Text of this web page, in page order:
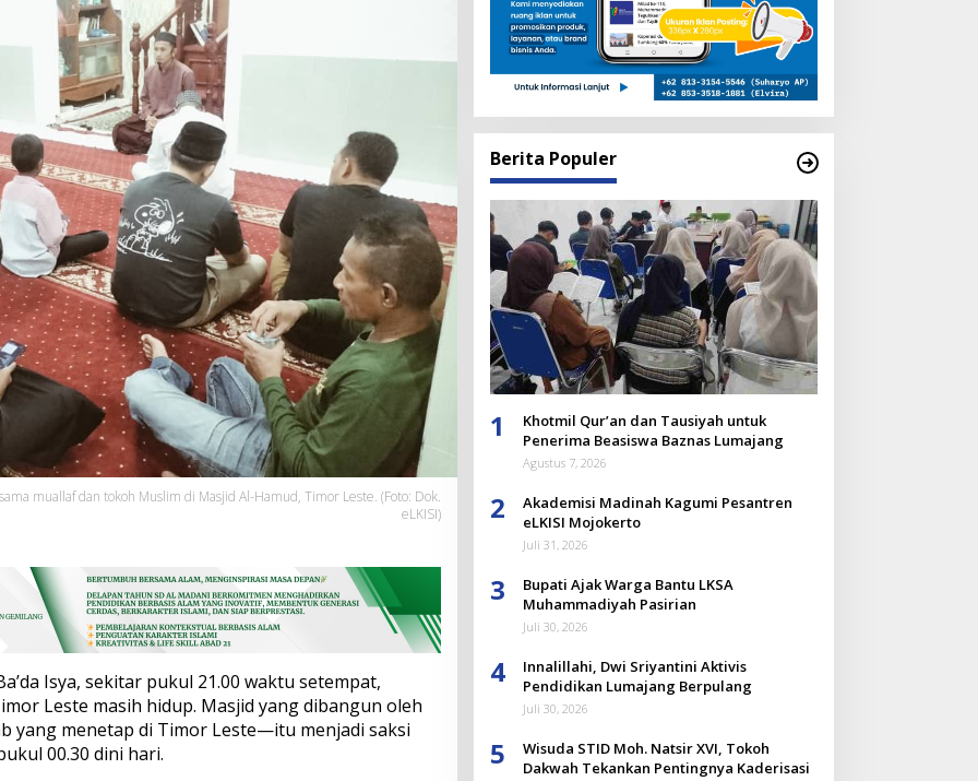
muallaf dan tokoh Muslim di Masjid Al-Hamud, Timor Leste. (Foto: Dok.
eLKISI)
Isya, sekitar pukul 21.00 waktu setempat,
Leste masih hidup. Masjid yang dibangun oleh
yang menetap di Timor Leste—itu menjadi saksi
00.30 dini hari.
Berita Populer
1
Khotmil Qur’an dan Tausiyah untuk
Penerima Beasiswa Baznas Lumajang
Agustus 7, 2026
2
Akademisi Madinah Kagumi Pesantren
eLKISI Mojokerto
Juli 31, 2026
3
Bupati Ajak Warga Bantu LKSA
Muhammadiyah Pasirian
Juli 30, 2026
4
Innalillahi, Dwi Sriyantini Aktivis
Pendidikan Lumajang Berpulang
Juli 30, 2026
5
Wisuda STID Moh. Natsir XVI, Tokoh
Dakwah Tekankan Pentingnya Kaderisasi